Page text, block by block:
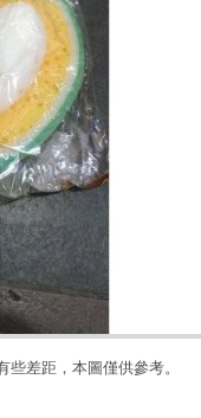
差距，本圖僅供參考。